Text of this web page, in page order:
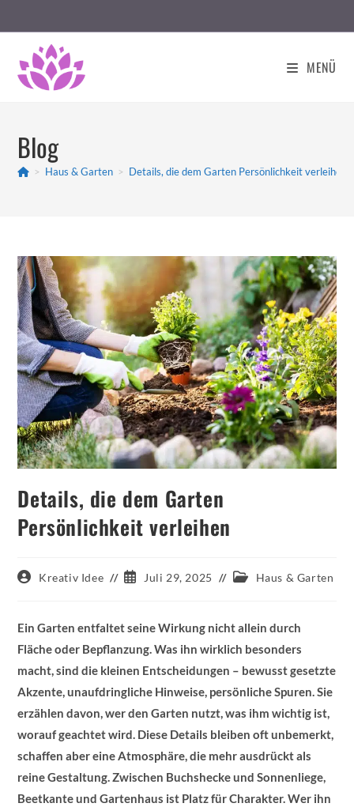
Inhalt
springen
MENÜ
Blog
> Haus & Garten > Details, die dem Garten Persönlichkeit verleihen
Details, die dem Garten
Persönlichkeit verleihen
Beitrags-
Kreativ Idee
BeitragJuli 29, 2025
Beitrags-Haus & Garten
Ein Garten entfaltet seine Wirkung nicht allein durch
Fläche oder Bepflanzung. Was ihn wirklich besonders
macht, sind die kleinen Entscheidungen – bewusst gesetzte
Akzente, unaufdringliche Hinweise, persönliche Spuren. Sie
erzählen davon, wer den Garten nutzt, was ihm wichtig ist,
worauf geachtet wird. Diese Details bleiben oft unbemerkt,
schaffen aber eine Atmosphäre, die mehr ausdrückt als
reine Gestaltung. Zwischen Buchshecke und Sonnenliege,
Beetkante und Gartenhaus ist Platz für Charakter. Wer ihn